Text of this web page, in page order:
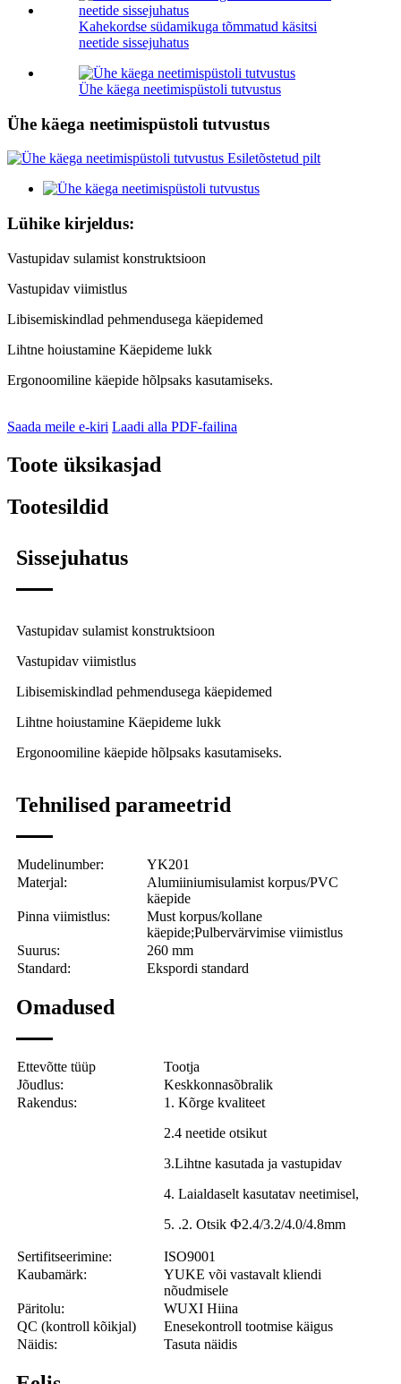
Kahekordse südamikuga tõmmatud käsitsi
neetide sissejuhatus
Ühe käega neetimispüstoli tutvustus
Ühe käega neetimispüstoli tutvustus
Lühike kirjeldus:
Vastupidav sulamist konstruktsioon
Vastupidav viimistlus
Libisemiskindlad pehmendusega käepidemed
Lihtne hoiustamine Käepideme lukk
Ergonoomiline käepide hõlpsaks kasutamiseks.
Saada meile e-kiri Laadi alla PDF-failina
Toote üksikasjad
Tootesildid
Sissejuhatus
Vastupidav sulamist konstruktsioon
Vastupidav viimistlus
Libisemiskindlad pehmendusega käepidemed
Lihtne hoiustamine Käepideme lukk
Ergonoomiline käepide hõlpsaks kasutamiseks.
Tehnilised parameetrid
Mudelinumber:
YK201
Materjal:
Alumiiniumisulamist korpus/PVC
käepide
Pinna viimistlus:
Must korpus/kollane
käepide;Pulbervärvimise viimistlus
Suurus:
260 mm
Standard:
Ekspordi standard
Omadused
Ettevõtte tüüp
Tootja
Jõudlus:
Keskkonnasõbralik
Rakendus:
1. Kõrge kvaliteet
2.4 neetide otsikut
3.Lihtne kasutada ja vastupidav
4. Laialdaselt kasutatav neetimisel,
5. .2. Otsik Ф2.4/3.2/4.0/4.8mm
Sertifitseerimine:
ISO9001
Kaubamärk:
YUKE või vastavalt kliendi
nõudmisele
Päritolu:
WUXI Hiina
QC (kontroll kõikjal)
Enesekontroll tootmise käigus
Näidis:
Tasuta näidis